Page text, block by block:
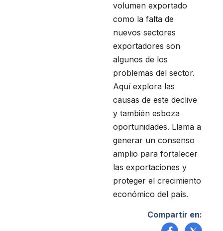
volumen exportado
como la falta de
nuevos sectores
exportadores son
algunos de los
problemas del sector.
Aquí explora las
causas de este declive
y también esboza
oportunidades. Llama a
generar un consenso
amplio para fortalecer
las exportaciones y
proteger el crecimiento
económico del país.
Compartir en: